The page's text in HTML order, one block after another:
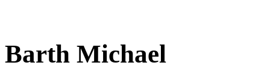
Barth Michael